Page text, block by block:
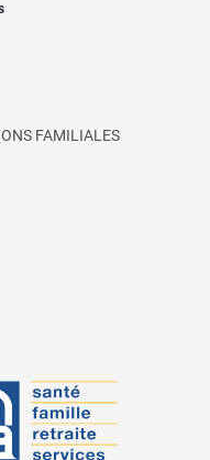
FAMILIALES